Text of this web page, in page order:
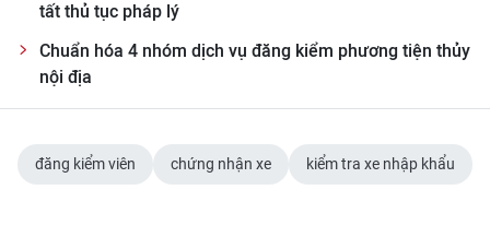
tất thủ tục pháp lý
Chuẩn hóa 4 nhóm dịch vụ đăng kiểm phương tiện thủy
nội địa
đăng kiểm viên chứng nhận xe kiểm tra xe nhập khẩu